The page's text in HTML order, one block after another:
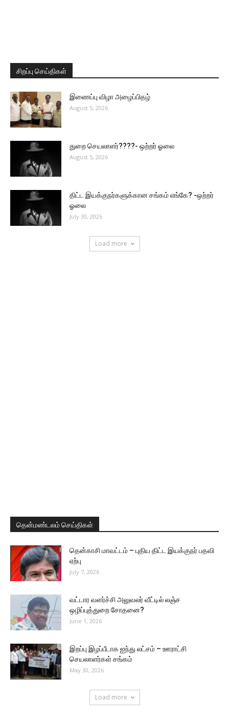
சிறப்பு செய்திகள்
இணைப்பு விழா அழைப்பிதழ்
August 5, 2026
துறை செயலாளர்????- ஒற்றர் ஓலை
August 5, 2026
திட்ட இயக்குநர்களுக்கான சங்கம் எங்கே? -ஒற்றர்
ஓலை
July 30, 2026
Load more
தென்மண்டலம் செய்திகள்
தென்காசி மாவட்டம் – புதிய திட்ட இயக்குநர் பதவி
ஏற்பு
July 7, 2026
வட்டார வளர்ச்சி அலுவலர் வீட்டில் லஞ்ச
ஒழிப்புத்துறை சோதனை?
June 1, 2026
இறப்பு இழப்பீடாக ஐந்து லட்சம் – ஊராட்சி
செயலாளர்கள் சங்கம்
May 30, 2026
Load more